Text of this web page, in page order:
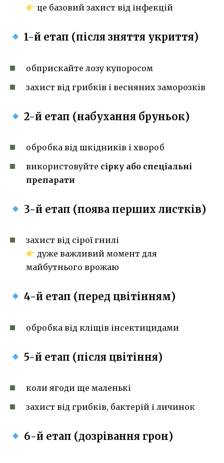
це базовий захист від інфекцій
1-й етап (після зняття укриття)
обприскайте лозу купоросом
захист від грибків і весняних заморозків
2-й етап (набухання бруньок)
обробка від шкідників і хвороб
використовуйте сірку або спеціальні
препарати
3-й етап (поява перших листків)
захист від сірої гнилі
дуже важливий момент для
майбутнього врожаю
4-й етап (перед цвітінням)
обробка від кліщів інсектицидами
5-й етап (після цвітіння)
коли ягоди ще маленькі
захист від грибків, бактерій і личинок
6-й етап (дозрівання грон)